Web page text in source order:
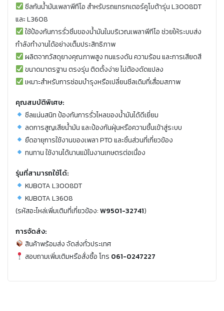
ซีลกันน้ำมันเพลาพีทีโอ สำหรับรถแทรกเตอร์คูโบต้ารุ่น L3008DT
และ L3608
ใช้ป้องกันการรั่วซึมของน้ำมันในบริเวณเพลาพีทีโอ ช่วยให้ระบบส่ง
กำลังทำงานได้อย่างเต็มประสิทธิภาพ
ผลิตจากวัสดุยางคุณภาพสูง ทนแรงดัน ความร้อน และการเสียดสี
ขนาดมาตรฐาน ตรงรุ่น ติดตั้งง่าย ไม่ต้องดัดแปลง
เหมาะสำหรับการซ่อมบำรุงหรือเปลี่ยนซีลเดิมที่เสื่อมสภาพ
คุณสมบัติพิเศษ:
ซีลแน่นสนิท ป้องกันการรั่วไหลของน้ำมันได้ดีเยี่ยม
ลดการสูญเสียน้ำมัน และป้องกันฝุ่นหรือความชื้นเข้าสู่ระบบ
ยืดอายุการใช้งานของเพลา PTO และชิ้นส่วนที่เกี่ยวข้อง
ทนทาน ใช้งานได้นานแม้ในงานเกษตรต่อเนื่อง
รุ่นที่สามารถใช้ได้:
KUBOTA L3008DT
KUBOTA L3608
(รหัสอะไหล่เพิ่มเติมที่เกี่ยวข้อง:W9501-32741)
การจัดส่ง:
สินค้าพร้อมส่ง จัดส่งทั่วประเทศ
สอบถามเพิ่มเติมหรือสั่งซื้อ โทร 061-0247227